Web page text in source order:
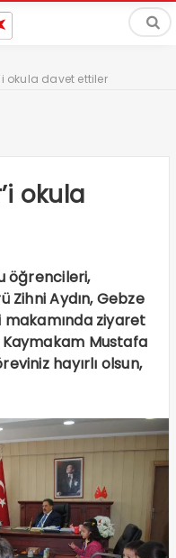
okula davet ettiler
okula
öğrencileri,
Aydın, Gebze
makamında ziyaret
Mustafa
hayırlı olsun,